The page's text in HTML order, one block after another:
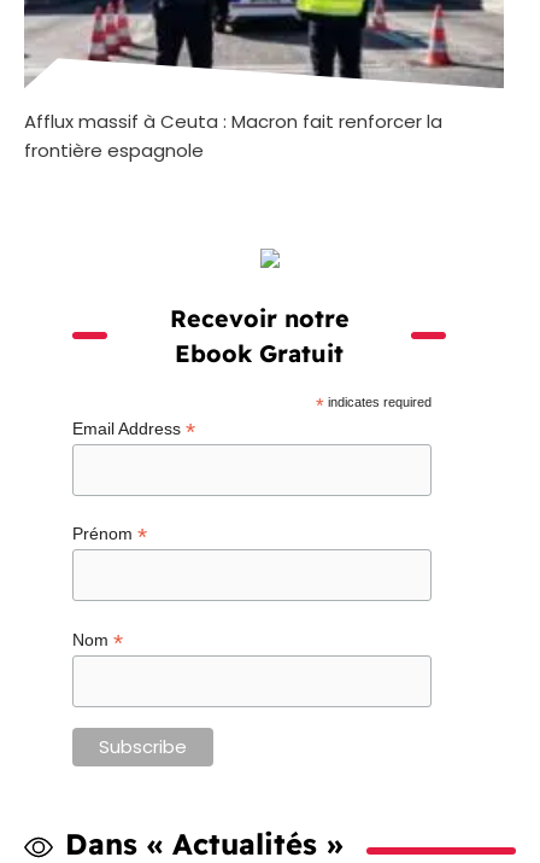
Afflux massif à Ceuta : Macron fait renforcer la
frontière espagnole
Dans « Actualités »
Recevoir notre
Ebook Gratuit
*indicates required
Email Address *
Prénom *
Nom *